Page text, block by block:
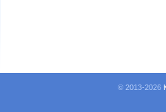
© 2013-2026